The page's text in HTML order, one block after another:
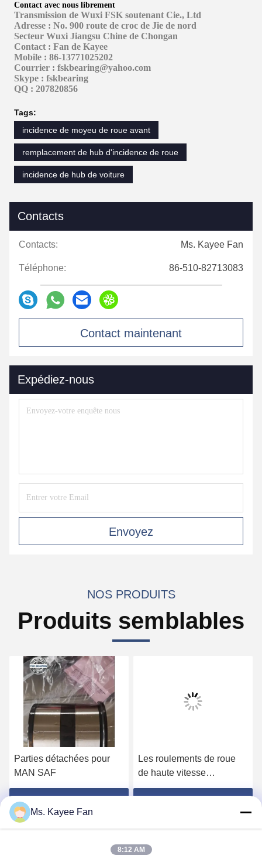
Contact avec nous librement
Transmission de Wuxi FSK soutenant Cie., Ltd
Adresse : No. 900 route de croc de Jie de nord
Secteur Wuxi Jiangsu Chine de Chongan
Contact : Fan de Kayee
Mobile : 86-13771025202
Courrier : fskbearing@yahoo.com
Skype : fskbearing
QQ : 207820856
Tags:
incidence de moyeu de roue avant
remplacement de hub d'incidence de roue
incidence de hub de voiture
Contacts
Contacts: Ms. Kayee Fan
Téléphone: 86-510-82713083
Contact maintenant
Expédiez-nous
Envoyez
NOS PRODUITS
Produits semblables
Parties détachées pour
MAN SAF
Obtenez le meilleur prix
Les roulements de roue
de haute vitesse
DU49840048 11062176
49X84X48mm acier de
haute qualité
Ms. Kayee Fan
8:12 AM